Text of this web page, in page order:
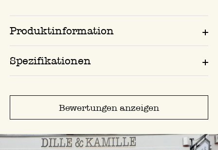
Produktinformation
Spezifikationen
Bewertungen anzeigen